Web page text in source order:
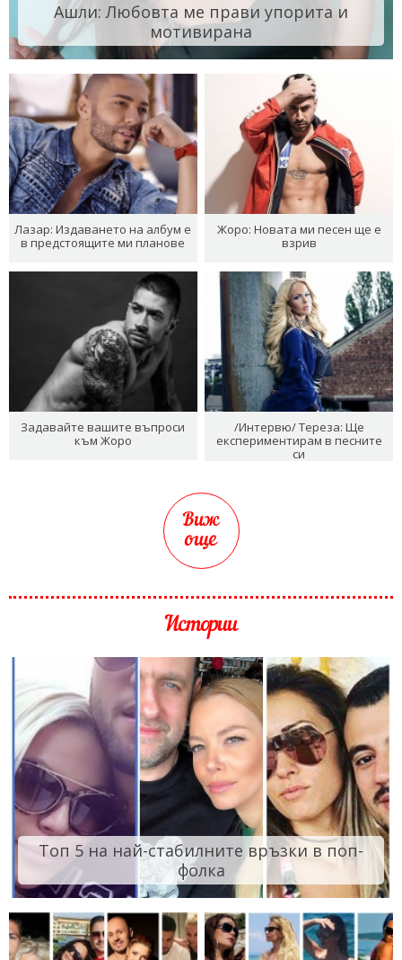
Ашли: Любовта ме прави упорита и
мотивирана
Лазар: Издаването на албум е
в предстоящите ми планове
Жоро: Новата ми песен ще е
взрив
Задавайте вашите въпроси
към Жоро
/Интервю/ Тереза: Ще
експериментирам в песните
си
Виж
още
Истории
Топ 5 на най-стабилните връзки в поп-
фолка